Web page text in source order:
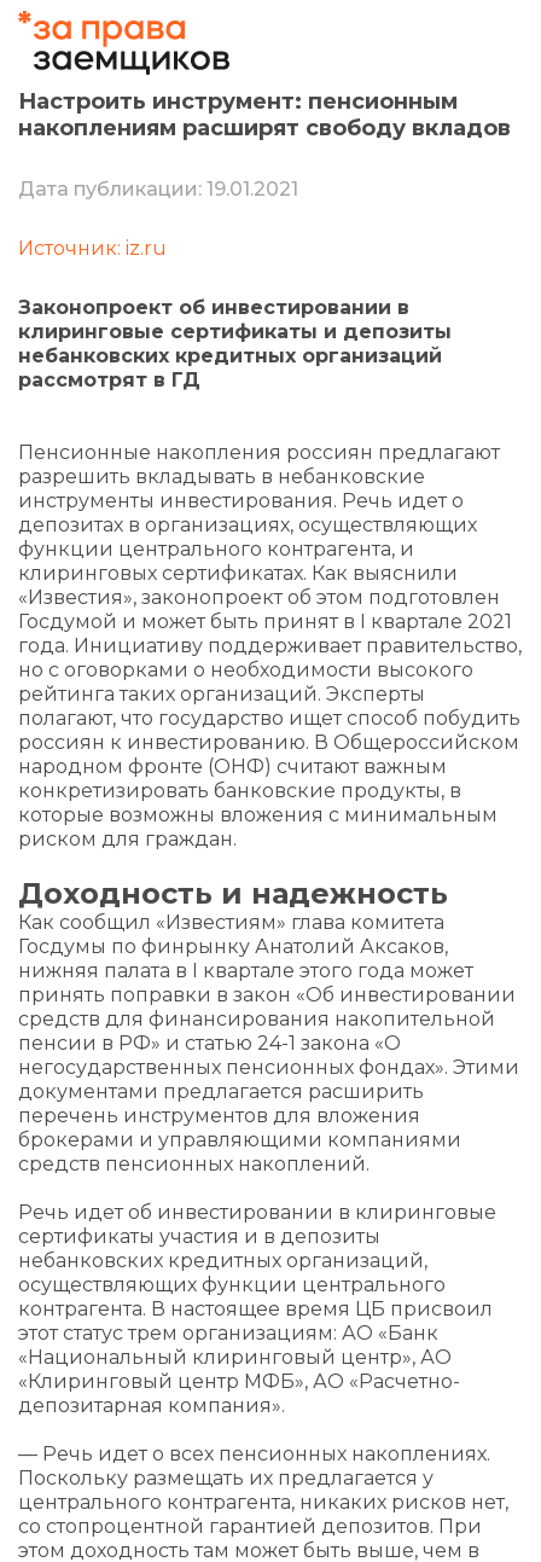
Настроить инструмент: пенсионным
накоплениям расширят свободу вкладов
Дата публикации: 19.01.2021
Источник: iz.ru
Законопроект об инвестировании в
клиринговые сертификаты и депозиты
небанковских кредитных организаций
рассмотрят в ГД
Пенсионные накопления россиян предлагают
разрешить вкладывать в небанковские
инструменты инвестирования. Речь идет о
депозитах в организациях, осуществляющих
функции центрального контрагента, и
клиринговых сертификатах. Как выяснили
«Известия», законопроект об этом подготовлен
Госдумой и может быть принят в I квартале 2021
года. Инициативу поддерживает правительство,
но с оговорками о необходимости высокого
рейтинга таких организаций. Эксперты
полагают, что государство ищет способ побудить
россиян к инвестированию. В Общероссийском
народном фронте (ОНФ) считают важным
конкретизировать банковские продукты, в
которые возможны вложения с минимальным
риском для граждан.
Доходность и надежность
Как сообщил «Известиям» глава комитета
Госдумы по финрынку Анатолий Аксаков,
нижняя палата в I квартале этого года может
принять поправки в закон «Об инвестировании
средств для финансирования накопительной
пенсии в РФ» и статью 24-1 закона «О
негосударственных пенсионных фондах». Этими
документами предлагается расширить
перечень инструментов для вложения
брокерами и управляющими компаниями
средств пенсионных накоплений.
Речь идет об инвестировании в клиринговые
сертификаты участия и в депозиты
небанковских кредитных организаций,
осуществляющих функции центрального
контрагента. В настоящее время ЦБ присвоил
этот статус трем организациям: АО «Банк
«Национальный клиринговый центр», АО
«Клиринговый центр МФБ», АО «Расчетно-
депозитарная компания».
— Речь идет о всех пенсионных накоплениях.
Поскольку размещать их предлагается у
центрального контрагента, никаких рисков нет,
со стопроцентной гарантией депозитов. При
этом доходность там может быть выше, чем в